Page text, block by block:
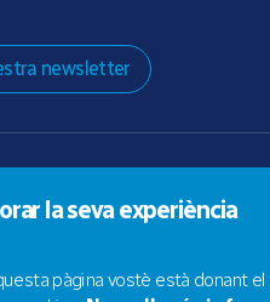
newsletter
privacidad
Política de Cookies
la seva experiència
pàgina vostè està donant el